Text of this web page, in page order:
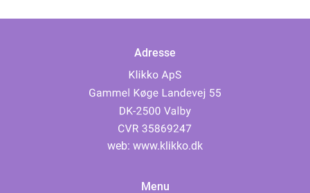
Adresse
web: www.klikko.dk
Menu